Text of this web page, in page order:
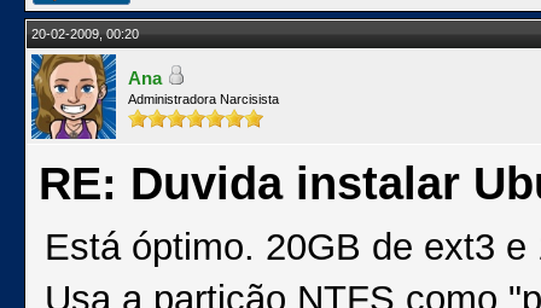
20-02-2009, 00:20
Ana
Administradora Narcisista
RE: Duvida instalar
Está óptimo. 20GB de ext3
Usa a partição NTFS como